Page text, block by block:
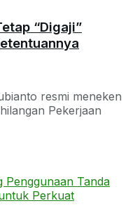
“Digaji”
resmi meneken
Pekerjaan